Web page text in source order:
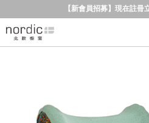
【新會員招募】現在註冊